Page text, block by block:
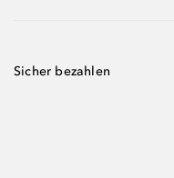
Sicher bezahlen